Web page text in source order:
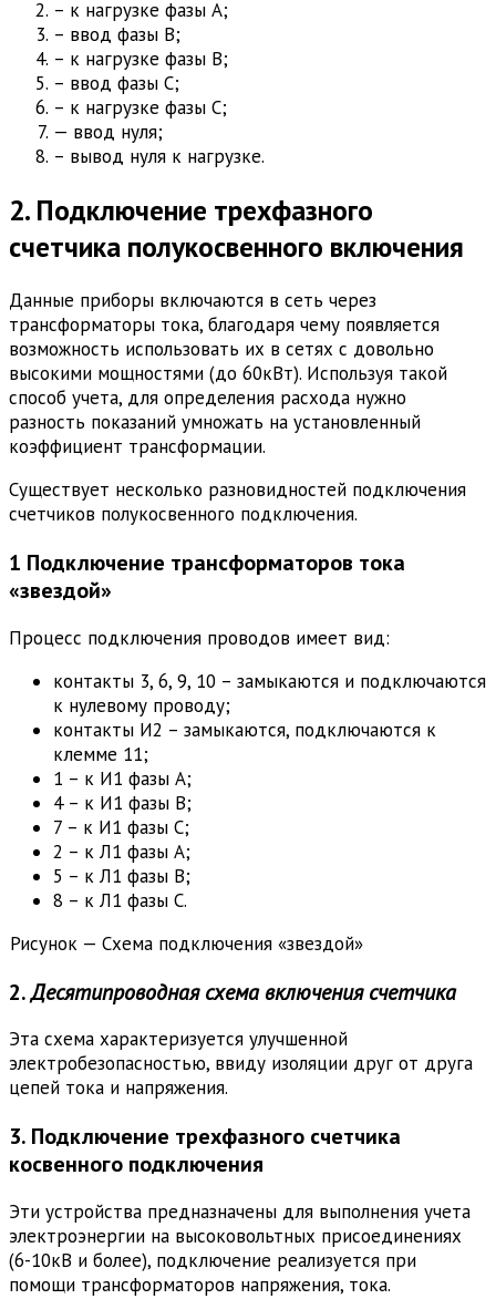
– к нагрузке фазы А;
– ввод фазы В;
– к нагрузке фазы В;
– ввод фазы С;
– к нагрузке фазы С;
— ввод нуля;
– вывод нуля к нагрузке.
2. Подключение трехфазного
счетчика полукосвенного включения
Данные приборы включаются в сеть через
трансформаторы тока, благодаря чему появляется
возможность использовать их в сетях с довольно
высокими мощностями (до 60кВт). Используя такой
способ учета, для определения расхода нужно
разность показаний умножать на установленный
коэффициент трансформации.
Существует несколько разновидностей подключения
счетчиков полукосвенного подключения.
1 Подключение трансформаторов тока
«звездой»
Процесс подключения проводов имеет вид:
контакты 3, 6, 9, 10 – замыкаются и подключаются
к нулевому проводу;
контакты И2 – замыкаются, подключаются к
клемме 11;
1 – к И1 фазы А;
4 – к И1 фазы В;
7 – к И1 фазы С;
2 – к Л1 фазы А;
5 – к Л1 фазы В;
8 – к Л1 фазы С.
Рисунок — Схема подключения «звездой»
2.Десятипроводная схема включения счетчика
Эта схема характеризуется улучшенной
электробезопасностью, ввиду изоляции друг от друга
цепей тока и напряжения.
3. Подключение трехфазного счетчика
косвенного подключения
Эти устройства предназначены для выполнения учета
электроэнергии на высоковольтных присоединениях
(6-10кВ и более), подключение реализуется при
помощи трансформаторов напряжения, тока.